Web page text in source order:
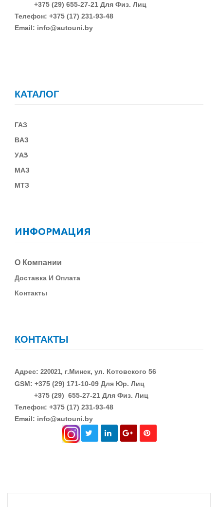
+375 (29) 655-27-21 Для Физ. Лиц
Телефон: +375 (17) 231-93-48
Email: info@autouni.by
КАТАЛОГ
ГАЗ
ВАЗ
УАЗ
МАЗ
МТЗ
ИНФОРМАЦИЯ
О Компании
ДОставка И Оплата
Контакты
КОНТАКТЫ
Адрес: 220021, г.Минск, ул. Котовского 56
GSM: +375 (29) 171-10-09 Для Юр. Лиц
+375 (29) 655-27-21 Для Физ. Лиц
Телефон: +375 (17) 231-93-48
Email: info@autouni.by